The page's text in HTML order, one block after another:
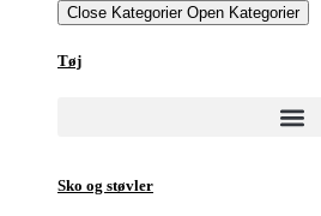
Close Kategorier Open Kategorier
Tøj
Sko og støvler